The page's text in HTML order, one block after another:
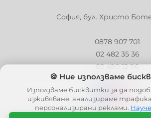
София, бул. Христо
0878 907 701
02 482 35 36
02 490 12 96
info@barbaron.bg
🍪 Ние използваме
Използваме бисквитки за да
изживяване, анализираме
персонализирани реклами.